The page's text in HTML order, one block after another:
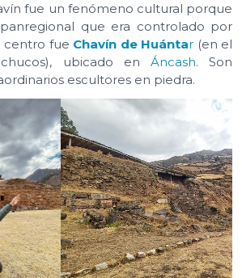
fue un fenómeno cultural porque
que era controlado por
centro fue Chavín de Huántar (en el
ubicado en Áncash. Son
escultores en piedra.